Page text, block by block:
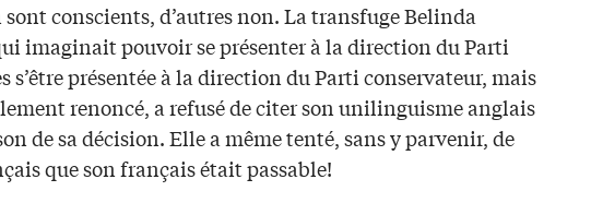
conscients, d’autres non. La transfuge Belinda
imaginait pouvoir se présenter à la direction du Parti
s’être présentée à la direction du Parti conservateur, mais
renoncé, a refusé de citer son unilinguisme anglais
de sa décision. Elle a même tenté, sans y parvenir, de
que son français était passable!